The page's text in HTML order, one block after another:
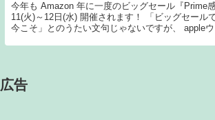
今年も Amazon 年に一度のビッグセール『Prime
11(火)～12日(水) 開催されます！ 「ビッグセール
今こそ」とのうたい文句じゃないですが、 apple
広告